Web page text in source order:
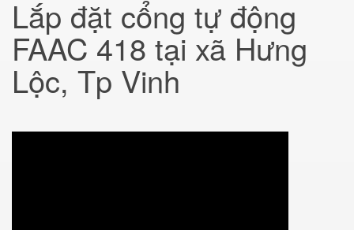
Lắp đặt cổng tự động
FAAC 418 tại xã Hưng
Lộc, Tp Vinh